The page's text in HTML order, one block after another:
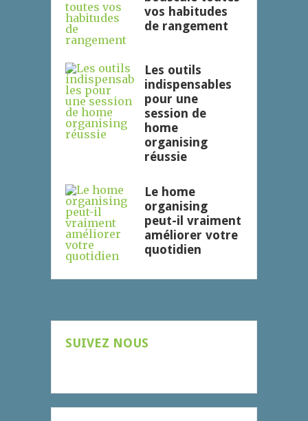
vos habitudes
de rangement
Les outils
indispensables
pour une
session de
home
organising
réussie
Le home
organising
peut-il vraiment
améliorer votre
quotidien
SUIVEZ NOUS